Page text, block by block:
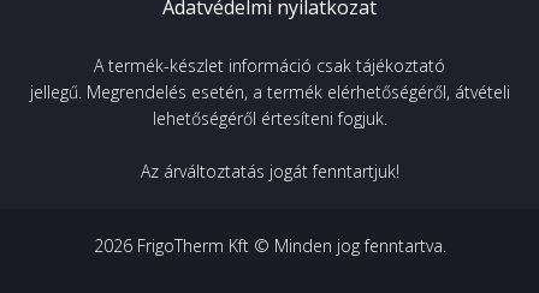
Adatvédelmi nyilatkozat
A termék-készlet információ csak tájékoztató
jellegű. Megrendelés esetén, a termék elérhetőségéről, átvételi
lehetőségéről értesíteni fogjuk.
Az árváltoztatás jogát fenntartjuk!
2026FrigoTherm Kft © Minden jog fenntartva.